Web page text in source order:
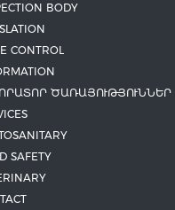
BODY
CONTROL
ԾԱՌԱՅՈՒԹՅՈՒՆՆԵՐ
SAFETY